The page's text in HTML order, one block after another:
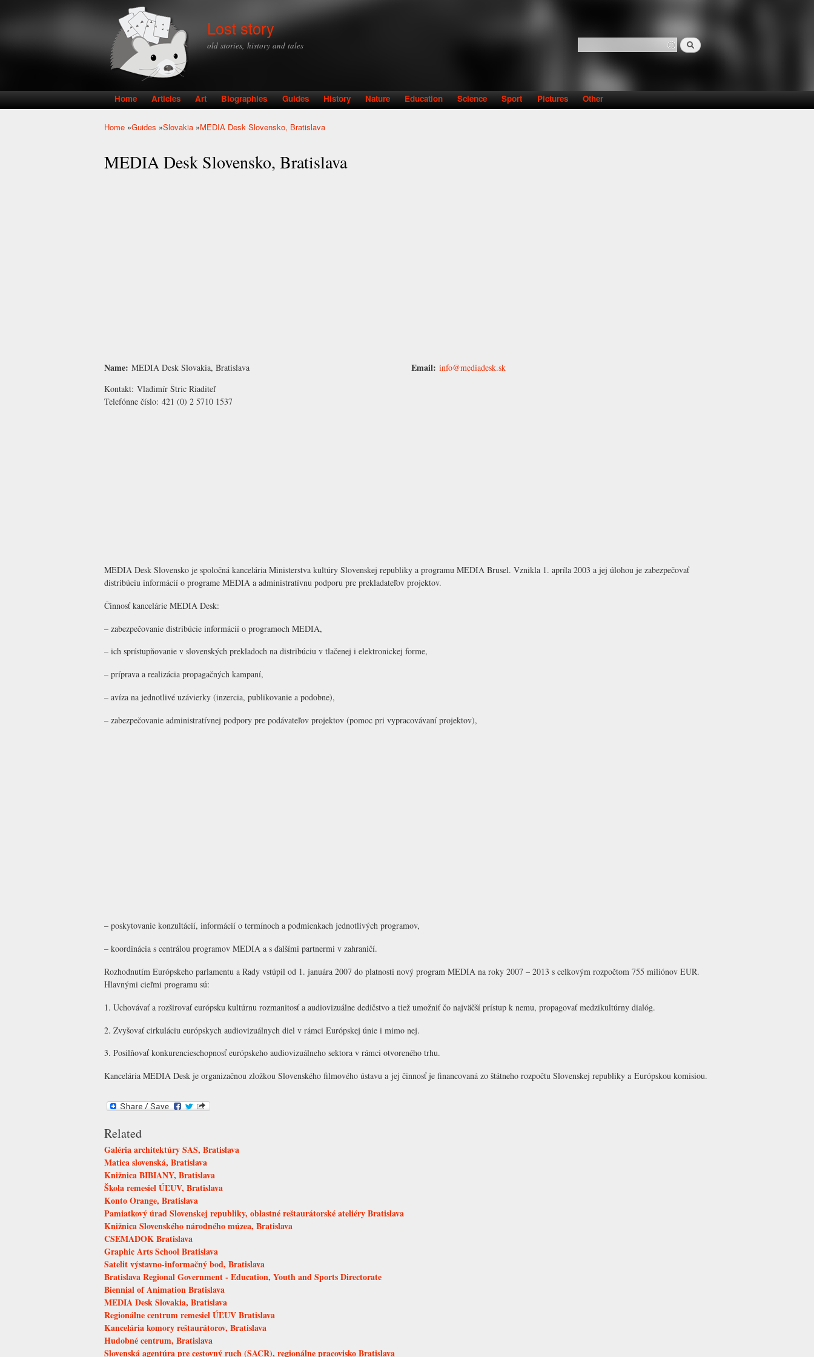
Lost story
old stories, history and tales Search form
Search
Main menu
Home Articles Art Biographies Guides History Nature Education Science Sport Pictures Other
Home »Guides »Slovakia »MEDIA Desk Slovensko, Bratislava
MEDIA Desk Slovensko, Bratislava
Name: MEDIA Desk Slovakia, Bratislava
Kontakt: Vladimír Štric Riaditeľ
Telefónne číslo: 421 (0) 2 5710 1537
Email: info@mediadesk.sk
MEDIA Desk Slovensko je spoločná kancelária Ministerstva kultúry Slovenskej republiky a programu MEDIA Brusel. Vznikla 1. apríla 2003 a jej úlohou je zabezpečovať
distribúciu informácií o programe MEDIA a administratívnu podporu pre prekladateľov projektov.
Činnosť kancelárie MEDIA Desk:
– zabezpečovanie distribúcie informácií o programoch MEDIA,
– ich sprístupňovanie v slovenských prekladoch na distribúciu v tlačenej i elektronickej forme,
– príprava a realizácia propagačných kampaní,
– avíza na jednotlivé uzávierky (inzercia, publikovanie a podobne),
– zabezpečovanie administratívnej podpory pre podávateľov projektov (pomoc pri vypracovávaní projektov),
– poskytovanie konzultácií, informácií o termínoch a podmienkach jednotlivých programov,
– koordinácia s centrálou programov MEDIA a s ďalšími partnermi v zahraničí.
Rozhodnutím Európskeho parlamentu a Rady vstúpil od 1. januára 2007 do platnosti nový program MEDIA na roky 2007 – 2013 s celkovým rozpočtom 755 miliónov EUR.
Hlavnými cieľmi programu sú:
1. Uchovávať a rozširovať európsku kultúrnu rozmanitosť a audiovizuálne dedičstvo a tiež umožniť čo najväčší prístup k nemu, propagovať medzikultúrny dialóg.
2. Zvyšovať cirkuláciu európskych audiovizuálnych diel v rámci Európskej únie i mimo nej.
3. Posilňovať konkurencieschopnosť európskeho audiovizuálneho sektora v rámci otvoreného trhu.
Kancelária MEDIA Desk je organizačnou zložkou Slovenského filmového ústavu a jej činnosť je financovaná zo štátneho rozpočtu Slovenskej republiky a Európskou komisiou.
Related
Galéria architektúry SAS, Bratislava
Matica slovenská, Bratislava
Knižnica BIBIANY, Bratislava
Škola remesiel ÚĽUV, Bratislava
Konto Orange, Bratislava
Pamiatkový úrad Slovenskej republiky, oblastné reštaurátorské ateliéry Bratislava
Knižnica Slovenského národného múzea, Bratislava
CSEMADOK Bratislava
Graphic Arts School Bratislava
Satelit výstavno-informačný bod, Bratislava
Bratislava Regional Government - Education, Youth and Sports Directorate
Biennial of Animation Bratislava
MEDIA Desk Slovakia, Bratislava
Regionálne centrum remesiel ÚĽUV Bratislava
Kancelária komory reštaurátorov, Bratislava
Hudobné centrum, Bratislava
Slovenská agentúra pre cestovný ruch (SACR), regionálne pracovisko Bratislava